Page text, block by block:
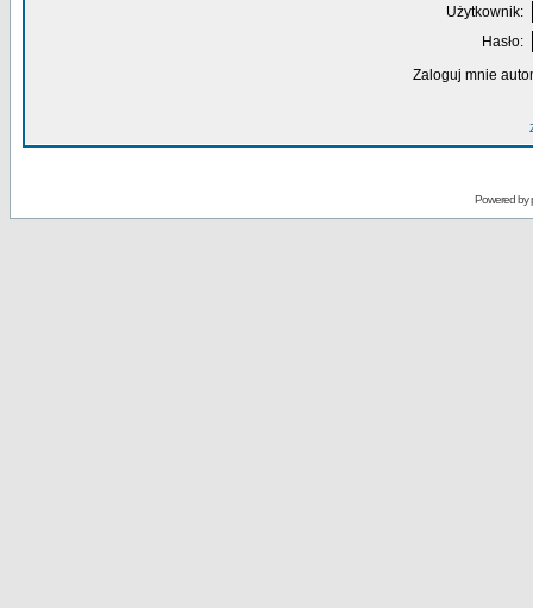
Użytkownik:
Hasło:
Zaloguj mnie
Powered by